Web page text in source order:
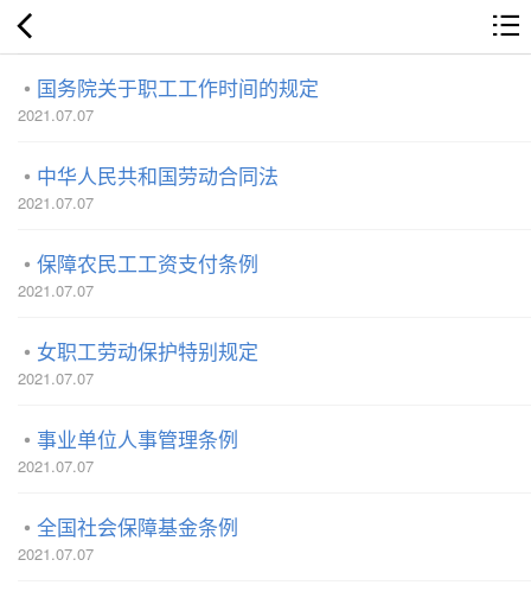
国务院关于职工工作时间的规定
2021.07.07
中华人民共和国劳动合同法
2021.07.07
保障农民工工资支付条例
2021.07.07
女职工劳动保护特别规定
2021.07.07
事业单位人事管理条例
2021.07.07
全国社会保障基金条例
2021.07.07